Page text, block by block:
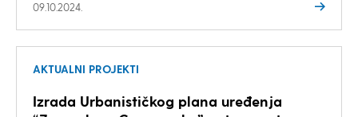
09.10.2024.
AKTUALNI PROJEKTI
Izrada Urbanističkog plana uređenja